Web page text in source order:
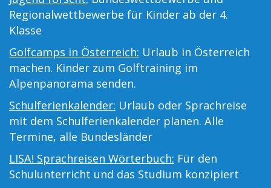
Regionalwettbewerbe für Kinder ab der 4.
Klasse
Golfcamps in Österreich: Urlaub in Österreich
machen. Kinder zum Golftraining im
Alpenpanorama senden.
Schulferienkalender: Urlaub oder Sprachreise
mit dem Schulferienkalender planen. Alle
Termine, alle Bundesländer
LISA! Sprachreisen Wörterbuch: Für den
Schulunterricht und das Studium konzipiert